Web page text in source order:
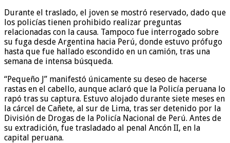
Durante el traslado, el joven se mostró reservado, dado que
los policías tienen prohibido realizar preguntas
relacionadas con la causa. Tampoco fue interrogado sobre
su fuga desde Argentina hacia Perú, donde estuvo prófugo
hasta que fue hallado escondido en un camión, tras una
semana de intensa búsqueda.
“Pequeño J” manifestó únicamente su deseo de hacerse
rastas en el cabello, aunque aclaró que la Policía peruana lo
rapó tras su captura. Estuvo alojado durante siete meses en
la cárcel de Cañete, al sur de Lima, tras ser detenido por la
División de Drogas de la Policía Nacional de Perú. Antes de
su extradición, fue trasladado al penal Ancón II, en la
capital peruana.